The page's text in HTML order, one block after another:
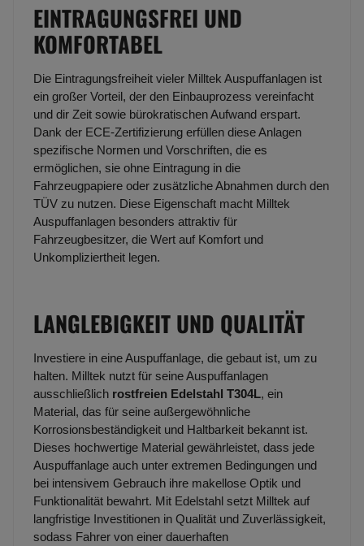
EINTRAGUNGSFREI UND
KOMFORTABEL
Die Eintragungsfreiheit vieler Milltek Auspuffanlagen ist
ein großer Vorteil, der den Einbauprozess vereinfacht
und dir Zeit sowie bürokratischen Aufwand erspart.
Dank der ECE-Zertifizierung erfüllen diese Anlagen
spezifische Normen und Vorschriften, die es
ermöglichen, sie ohne Eintragung in die
Fahrzeugpapiere oder zusätzliche Abnahmen durch den
TÜV zu nutzen. Diese Eigenschaft macht Milltek
Auspuffanlagen besonders attraktiv für
Fahrzeugbesitzer, die Wert auf Komfort und
Unkompliziertheit legen.
LANGLEBIGKEIT UND QUALITÄT
Investiere in eine Auspuffanlage, die gebaut ist, um zu
halten. Milltek nutzt für seine Auspuffanlagen
ausschließlich rostfreien Edelstahl T304L, ein
Material, das für seine außergewöhnliche
Korrosionsbeständigkeit und Haltbarkeit bekannt ist.
Dieses hochwertige Material gewährleistet, dass jede
Auspuffanlage auch unter extremen Bedingungen und
bei intensivem Gebrauch ihre makellose Optik und
Funktionalität bewahrt. Mit Edelstahl setzt Milltek auf
langfristige Investitionen in Qualität und Zuverlässigkeit,
sodass Fahrer von einer dauerhaften